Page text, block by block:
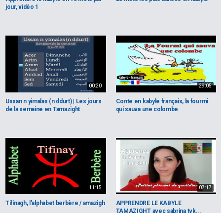
jour, vidéo 1
00:20
Ussan n yimalas (n ddurt) | Les jours
de la semaine en Tamazight
29:05
Conte en kabyle français, la fourmi
qui sauva une colombe
11:15
Tifinagh, l'alphabet berbère / amazigh
07:17
APPRENDRE LE KABYLE
TAMAZIGHT avec sabrina tvk...